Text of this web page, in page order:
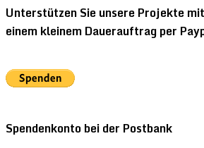
Unterstützen Sie unsere Projekte
einem kleinem Dauerauftrag per
Spendenkonto bei der Postbank